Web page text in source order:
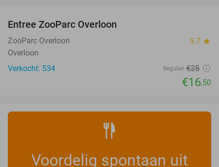
TODAY
Entree ZooParc Overloon
ZooParc Overloon 9.7 star
Overloon
Verkocht: 534
Regulier €25
€16,50
Voordelig spontaan uit